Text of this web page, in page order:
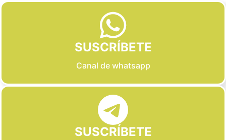
SUSCRÍBETE
Canal de whatsapp
SUSCRÍBETE